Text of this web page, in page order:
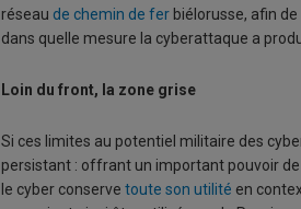
réseau de chemin de fer biélorusse, afin
dans quelle mesure la cyberattaque a
Loin du front, la zone grise
Si ces limites au potentiel militaire des
persistant : offrant un important pouvoir
le cyber conserve toute son utilité en